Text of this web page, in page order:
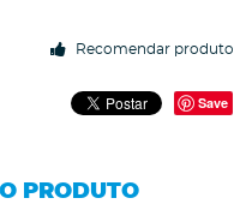
Recomendar produto
Save
PRODUTO